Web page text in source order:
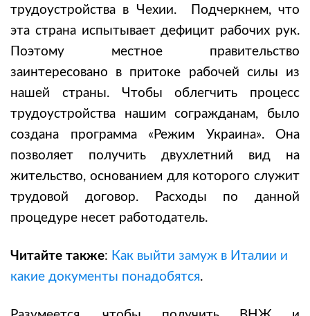
трудоустройства в Чехии. Подчеркнем, что
эта страна испытывает дефицит рабочих рук.
Поэтому местное правительство
заинтересовано в притоке рабочей силы из
нашей страны. Чтобы облегчить процесс
трудоустройства нашим согражданам, было
создана программа «Режим Украина». Она
позволяет получить двухлетний вид на
жительство, основанием для которого служит
трудовой договор. Расходы по данной
процедуре несет работодатель.
Читайте также: Как выйти замуж в Италии и
какие документы понадобятся.